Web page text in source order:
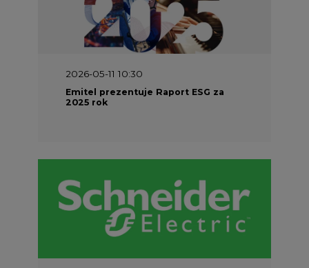
2026-05-11 10:30
Emitel prezentuje Raport ESG za
2025 rok